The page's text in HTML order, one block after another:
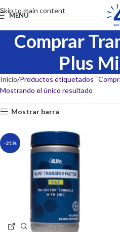
Skip to main content
MENU
Comprar
Plus
Inicio Productos etiquetados
Mostrando el único resultado
Mostrar barra
-21%